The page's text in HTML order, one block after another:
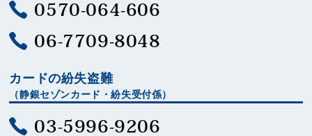
0570-064-606
06-7709-8048
カードの紛失盗難
（静銀セゾンカード・紛失受付係）
03-5996-9206